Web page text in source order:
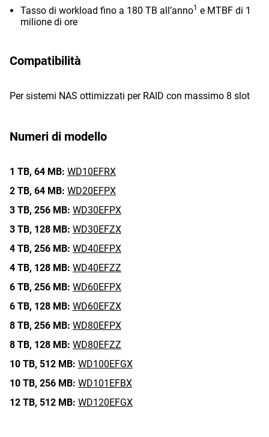
Tasso di workload fino a 180 TB all’anno1 e MTBF di 1
milione di ore
Compatibilità
Per sistemi NAS ottimizzati per RAID con massimo 8 slot
Numeri di modello
1 TB, 64 MB: WD10EFRX
2 TB, 64 MB: WD20EFPX
3 TB, 256 MB: WD30EFPX
3 TB, 128 MB: WD30EFZX
4 TB, 256 MB: WD40EFPX
4 TB, 128 MB: WD40EFZZ
6 TB, 256 MB: WD60EFPX
6 TB, 128 MB: WD60EFZX
8 TB, 256 MB: WD80EFPX
8 TB, 128 MB: WD80EFZZ
10 TB, 512 MB: WD100EFGX
10 TB, 256 MB: WD101EFBX
12 TB, 512 MB: WD120EFGX